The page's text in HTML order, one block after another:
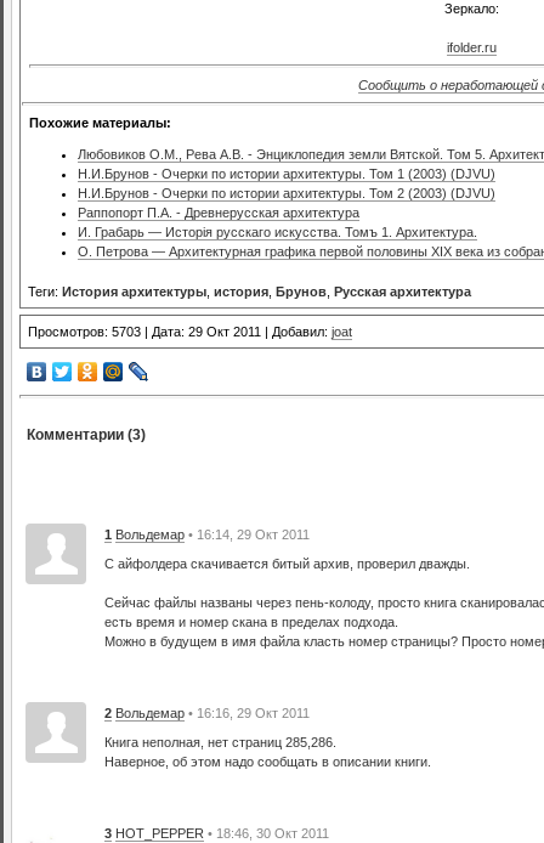
Зеркало:
ifolder.ru
Сообщить о неработающей
Похожие материалы:
Любовиков О.М., Рева А.В. - Энциклопедия земли Вятской. Том 5.
Н.И.Брунов - Очерки по истории архитектуры. Том 1 (2003) (DJVU)
Н.И.Брунов - Очерки по истории архитектуры. Том 2 (2003) (DJVU)
Раппопорт П.А. - Древнерусская архитектура
И. Грабарь — Исторiя русскаго искусства. Томъ 1. Архитектура.
О. Петрова — Архитектурная графика первой половины XIX века из
Теги: История архитектуры история Брунов Русская архитектура
Просмотров: 5703 | Дата: 29 Окт 2011 | Добавил: joat
Комментарии (3)
1 Вольдемар • 16:14, 29 Окт 2011
С айфолдера скачивается битый архив, проверил дважды.
Сейчас файлы названы через пень-колоду, просто книга
есть время и номер скана в пределах подхода.
Можно в будущем в имя файла класть номер страницы? Просто
2 Вольдемар • 16:16, 29 Окт 2011
Книга неполная, нет страниц 285,286.
Наверное, об этом надо сообщать в описании книги.
3 HOT_PEPPER • 18:46, 30 Окт 2011